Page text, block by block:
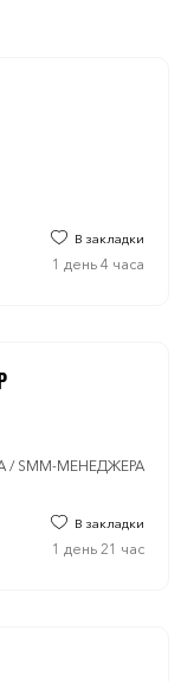
В закладки
1 день 4 часа
/ SMM-МЕНЕДЖЕРА
В закладки
1 день 21 час